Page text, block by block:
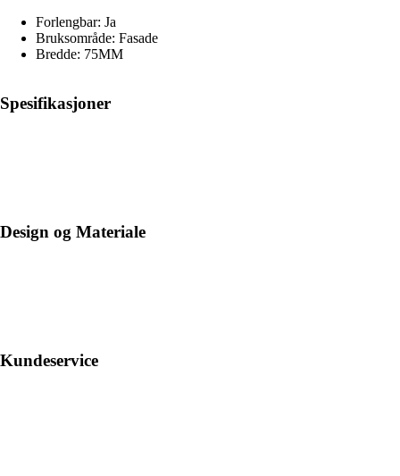
Forlengbar: Ja
Bruksområde: Fasade
Bredde: 75MM
Spesifikasjoner
Design og Materiale
Kundeservice